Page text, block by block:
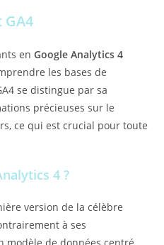
enGoogle Analytics 4
les bases de
se distingue par sa
précieuses sur le
ce qui est crucial pour toute
4 ?
version de la célèbre
à ses